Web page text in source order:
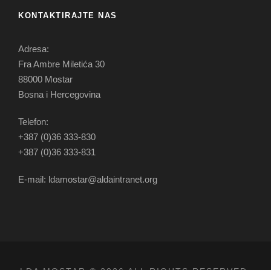
KONTAKTIRAJTE NAS
Adresa:
Fra Ambre Miletića 30
88000 Mostar
Bosna i Hercegovina
Telefon:
+387 (0)36 333-830
+387 (0)36 333-831
E-mail: ldamostar@aldaintranet.org